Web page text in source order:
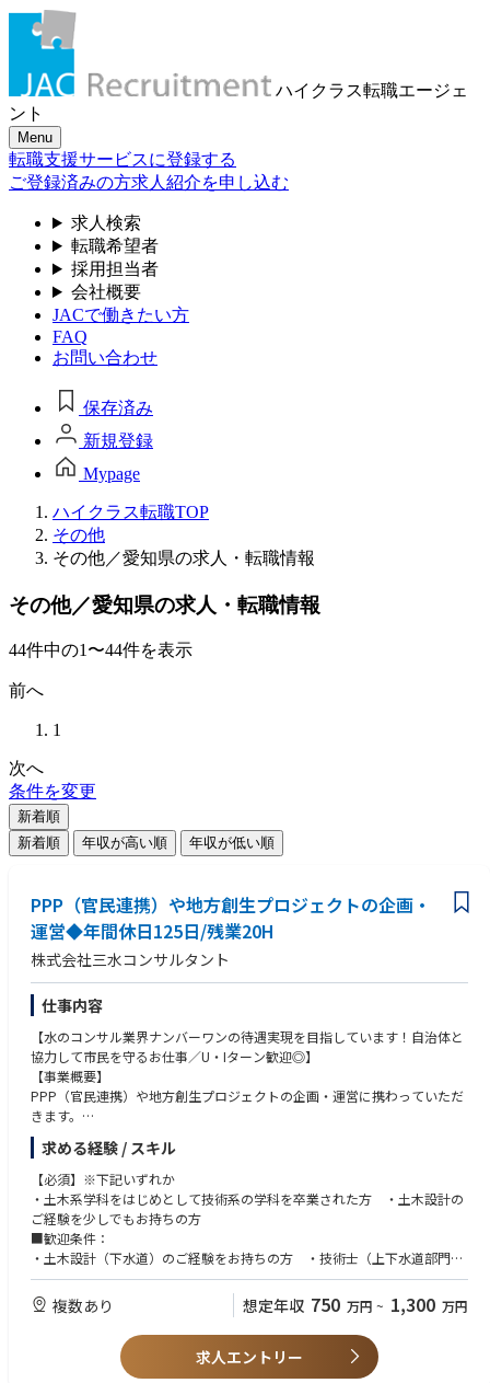
ハイクラス転職エージェ
ント
Menu
転職支援サービスに登録する
ご登録済みの方求人紹介を申し込む
求人検索
転職希望者
採用担当者
会社概要
JACで働きたい方
FAQ
お問い合わせ
保存済み
新規登録
Mypage
ハイクラス転職TOP
その他
その他／愛知県の求人・転職情報
その他／愛知県の求人・転職情報
44件中の1〜44件を表示
前へ
1
次へ
条件を変更
新着順
新着順
年収が高い順 年収が低い順
PPP（官民連携）や地方創生プロジェクトの企画・
運営◆年間休日125日/残業20H
株式会社三水コンサルタント
仕事内容
【水のコンサル業界ナンバーワンの待遇実現を目指しています！自治体と
協力して市民を守るお仕事／U・Iターン歓迎◎】
【事業概要】
PPP（官民連携）や地方創生プロジェクトの企画・運営に携わっていただ
きます。
【業務内容】
■上下水道事業などのプロジェクト管理・施工管理（プロジェクトマネジ
ャー）
■上下水道事業などの公共工事に関する技術提案、工事計画、受注案件等
■官公庁（主に地方自治体）、民間企業等ステークホルダーとの折衝
●官側のアドバイザー
・導入可能性調査、事業者選定支援等
モニタリング・経営判断・事業マネジメントの支援
●民間事業者として参画
・更新計画、詳細設計、工事監理
＋
維持管理と更新を起点とした事業マネジメントを主導
求める経験 / スキル
【必須】※下記いずれか
・土木系学科をはじめとして技術系の学科を卒業された方 ・土木設計の
ご経験を少しでもお持ちの方
■歓迎条件：
・土木設計（下水道）のご経験をお持ちの方 ・技術士（上下水道部門）
またはRCCM等の資格者
・監理技術者資格(土木、建築、機械器具設置、電気、水道施設、管工事な
ど)
・電気主任技術者
・水道技術管理者、水道（浄水、管路）施設管理技士、給水装置工事主任
複数あり 想定年収 750 万円 ~ 1,300 万円
求人エントリー